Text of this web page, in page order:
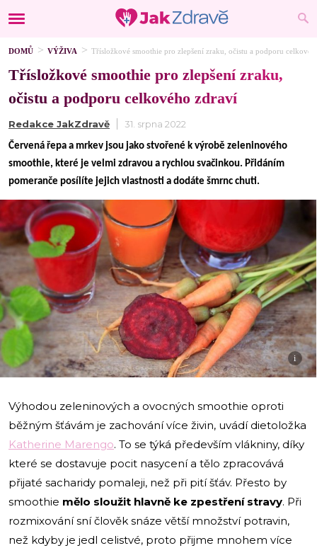
DOMŮ VÝŽIVA Třísložkové smoothie pro zlepšení zraku, očistu a podporu
Třísložkové smoothie pro zlepšení zraku,
očistu a podporu celkového zdraví
Redakce JakZdravě 31. srpna 2022
Červená řepa a mrkev jsou jako stvořené k výrobě zeleninového
smoothie, které je velmi zdravou a rychlou svačinkou. Přidáním
pomeranče posílíte jejich vlastnosti a dodáte šmrnc chuti.
i
Výhodou zeleninových a ovocných smoothie oproti
běžným šťávám je zachování více živin, uvádí dietoložka
Katherine Marengo. To se týká především vlákniny, díky
které se dostavuje pocit nasycení a tělo zpracovává
přijaté sacharidy pomaleji, než při pití šťáv. Přesto by
smoothie mělo sloužit hlavně ke zpestření stravy. Při
rozmixování sní člověk snáze větší množství potravin,
než kdyby je jedl celistvé, proto přijme mnohem více